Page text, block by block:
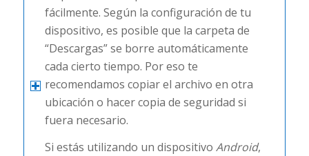
fácilmente. Según la configuración de tu
dispositivo, es posible que la carpeta de
“Descargas” se borre automáticamente
cada cierto tiempo. Por eso te
recomendamos copiar el archivo en otra
ubicación o hacer copia de seguridad si
fuera necesario.
Si estás utilizando un dispositivo Android,